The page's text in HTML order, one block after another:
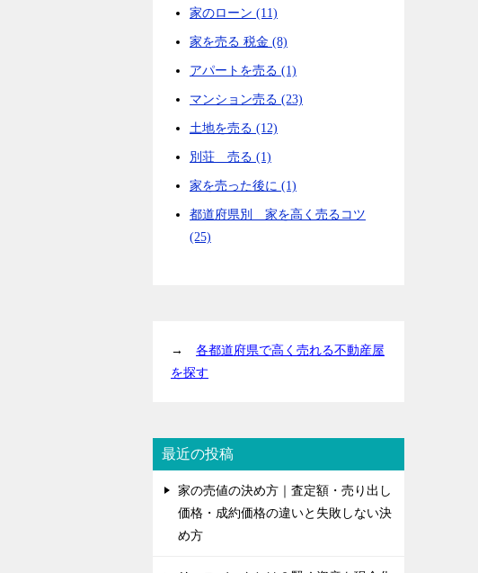
家のローン (11)
家を売る 税金 (8)
アパートを売る (1)
マンション売る (23)
土地を売る (12)
別荘 売る (1)
家を売った後に (1)
都道府県別 家を高く売るコツ
(25)
→ 各都道府県で高く売れる不動産屋
を探す
最近の投稿
家の売値の決め方｜査定額・売り出し
価格・成約価格の違いと失敗しない決
め方